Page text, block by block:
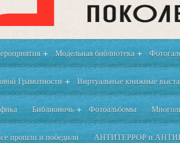
+ Модельная библиотека +
Грамотности + Виртуальные книжные
Библионочь + Фотоальбомы
прошли и победили АНТИТЕРРОР и